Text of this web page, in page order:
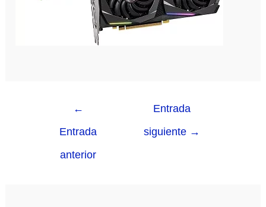
←
Entrada
anterior
Entrada
siguiente →